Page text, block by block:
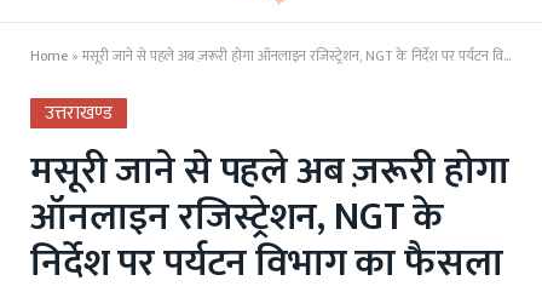
Home »मसूरी जाने से पहले अब ज़रूरी होगा ऑनलाइन रजिस्ट्रेशन, NGT के निर्देश पर पर्यटन विभाग का फैसला
उत्तराखण्ड
मसूरी जाने से पहले अब ज़रूरी होगा
ऑनलाइन रजिस्ट्रेशन, NGT के
निर्देश पर पर्यटन विभाग का फैसला